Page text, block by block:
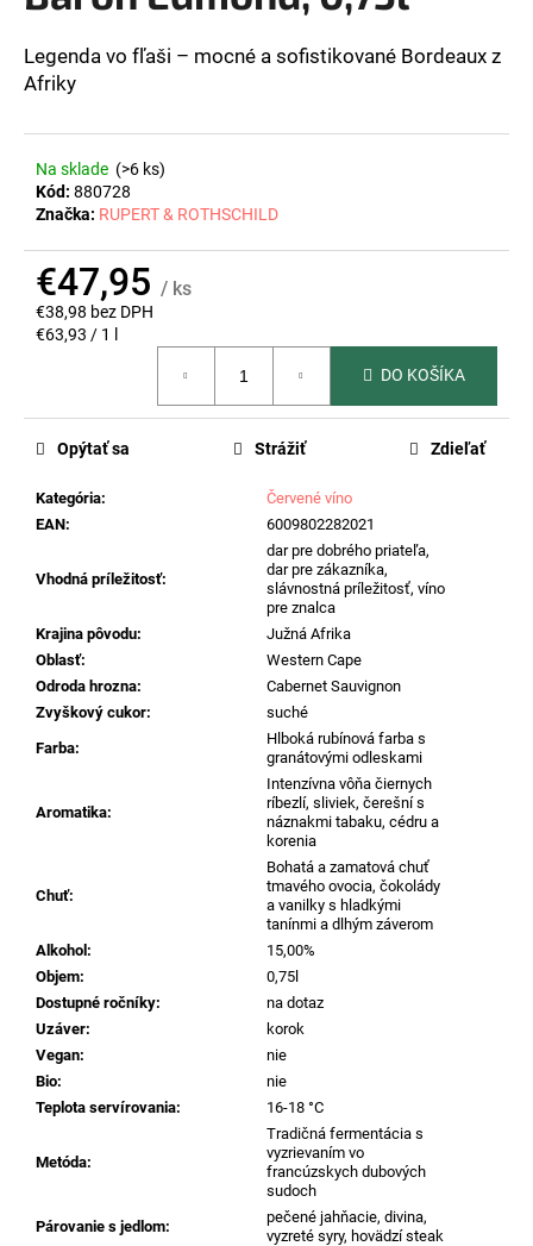
hviezdičiek.
Legenda vo fľaši – mocné a sofistikované Bordeaux z
Afriky
Na sklade (>6 ks)
Kód: 880728
Značka: RUPERT & ROTHSCHILD
€47,95 / ks
€38,98 bez DPH
Jednotková
€63,93 / 1 l
DO KOŠÍKA
Kategória:
Červené víno
EAN: 6009802282021
Vhodná príležitosť:
dar pre dobrého priateľa,
dar pre zákazníka,
slávnostná príležitosť, víno
pre znalca
Krajina pôvodu:
Južná Afrika
Oblasť:
Western Cape
Odroda hrozna:
Cabernet Sauvignon
Zvyškový cukor:
suché
Farba:
Hlboká rubínová farba s
granátovými odleskami
Aromatika:
Intenzívna vôňa čiernych
ríbezlí, sliviek, čerešní s
náznakmi tabaku, cédru a
korenia
Chuť:
Bohatá a zamatová chuť
tmavého ovocia, čokolády
a vanilky s hladkými
tanínmi a dlhým záverom
Alkohol:
15,00%
Objem:
0,75l
Dostupné ročníky:
na dotaz
Uzáver:
korok
Vegan:
nie
Bio:
nie
Teplota servírovania: 16-18 °C
Metóda:
Tradičná fermentácia s
vyzrievaním vo
francúzskych dubových
sudoch
Párovanie s jedlom:
pečené jahňacie, divina,
vyzreté syry, hovädzí steak
Opýtať sa Strážiť Zdieľať
j
s
?
o
ú
m
CONFRATERNITA
DI
VALDOBBIADENE
EXTRA
SUPERIORE
PROSECCO